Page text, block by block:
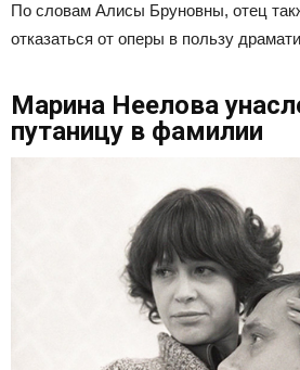
По словам Алисы Бруновны, отец
отказаться от оперы в пользу
Марина Неелова
путаницу в фамилии